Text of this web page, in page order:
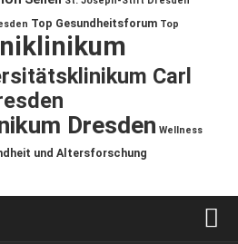
Top Gesundheitsforum Top
Carl
Dresden Wellness
und Altersforschung